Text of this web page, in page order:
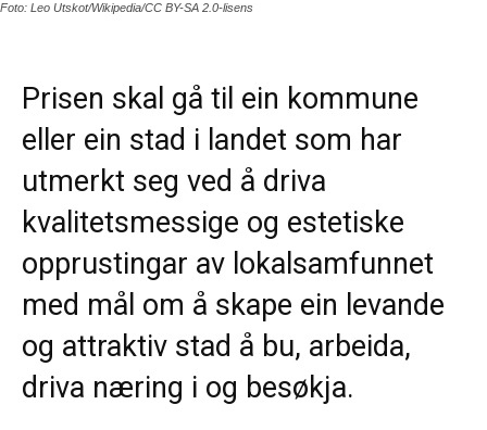
Foto: Leo Utskot/Wikipedia/CC BY-SA 2.0-lisens
Prisen skal gå til ein kommune
eller ein stad i landet som har
utmerkt seg ved å driva
kvalitetsmessige og estetiske
opprustingar av lokalsamfunnet
med mål om å skape ein levande
og attraktiv stad å bu, arbeida,
driva næring i og besøkja.